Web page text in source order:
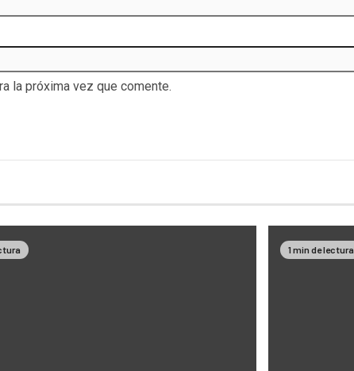
la próxima vez que comente.
1 min de lectura